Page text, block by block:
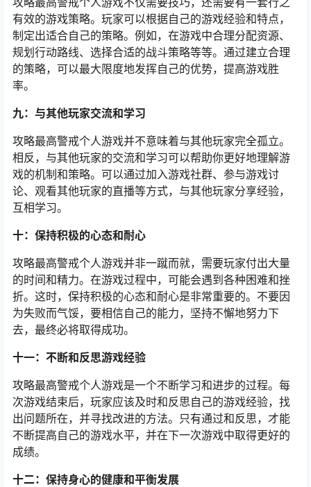
有效的游戏策略。玩家可以根据自己的游戏经验和特点，
制定出适合自己的策略。例如，在游戏中合理分配资源、
规划行动路线、选择合适的战斗策略等等。通过建立合理
的策略，可以最大限度地发挥自己的优势，提高游戏胜
率。
九：与其他玩家交流和学习
攻略最高警戒个人游戏并不意味着与其他玩家完全孤立。
相反，与其他玩家的交流和学习可以帮助你更好地理解游
戏的机制和策略。可以通过加入游戏社群、参与游戏讨
论、观看其他玩家的直播等方式，与其他玩家分享经验，
互相学习。
十：保持积极的心态和耐心
攻略最高警戒个人游戏并非一蹴而就，需要玩家付出大量
的时间和精力。在游戏过程中，可能会遇到各种困难和挫
折。这时，保持积极的心态和耐心是非常重要的。不要因
为失败而气馁，要相信自己的能力，坚持不懈地努力下
去，最终必将取得成功。
十一：不断和反思游戏经验
攻略最高警戒个人游戏是一个不断学习和进步的过程。每
次游戏结束后，玩家应该及时和反思自己的游戏经验，找
出问题所在，并寻找改进的方法。只有通过和反思，才能
不断提高自己的游戏水平，并在下一次游戏中取得更好的
成绩。
十二：保持身心的健康和平衡发展